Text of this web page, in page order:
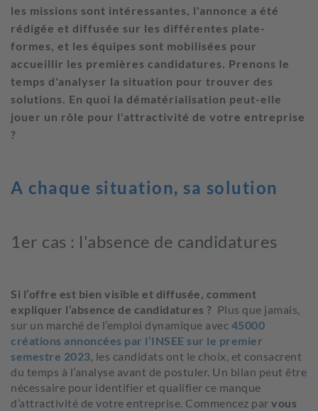
les missions sont intéressantes, l'annonce a été
rédigée et diffusée sur les différentes plate-
formes, et les équipes sont mobilisées pour
accueillir les premières candidatures. Prenons le
temps d'analyser la situation pour trouver des
solutions. En quoi la dématérialisation peut-elle
jouer un rôle pour l'attractivité de votre entreprise
?
A chaque situation, sa solution
1er cas : l'absence de candidatures
Si l’offre est bien visible et diffusée, comment
expliquer l’absence de candidatures ? Plus que jamais,
sur un marché de l’emploi dynamique avec 45000
créations annoncées par l’INSEE sur le premier
semestre 2023, les candidats ont le choix, et consacrent
du temps à l’analyse avant de postuler. Un bilan peut être
nécessaire pour identifier et qualifier ce manque
d’attractivité de votre entreprise. Commencez par vous